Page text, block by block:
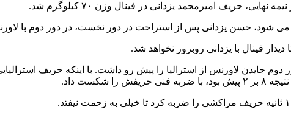
حریف امیرمحمد یزدانی در فینال وزن ۷۰ کیلوگرم شد.
فینال با یزدانی روبرور نخواهد شد.
دوم جایدن لاورنس از استرالیا را پيش رو داشت. با اينكه حريف
داد.